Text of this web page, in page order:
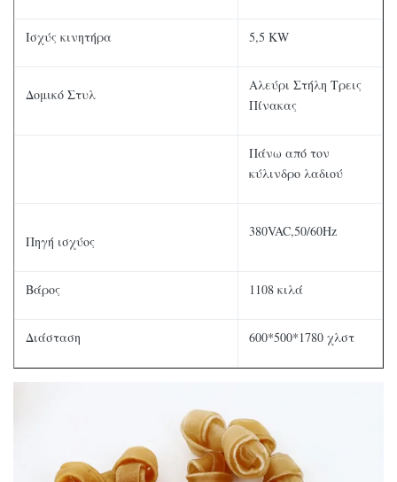
Ισχύς κινητήρα 5,5 KW
Δομικό Στυλ
Αλεύρι Στήλη Τρεις
Πίνακας
Πάνω από τον
κύλινδρο λαδιού
Πηγή ισχύος
380VAC,50/60Hz
Βάρος 1108 κιλά
Διάσταση 600*500*1780 χλστ